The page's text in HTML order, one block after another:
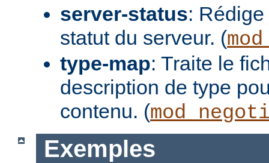
server-status:
statut du serveur. (
type-map: Traite le
description de type
contenu. (
Exemples